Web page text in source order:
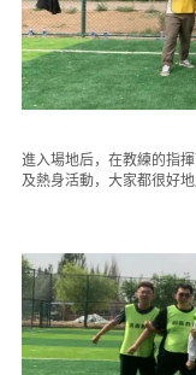
進入場地后，在教練的指
及熱身活動，大家都很好